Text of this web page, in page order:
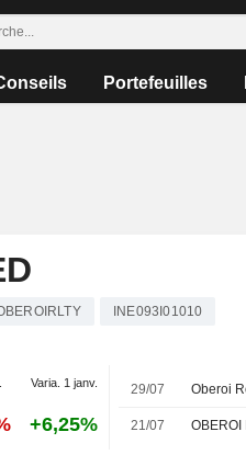
Portefeuilles
INE093I01010
Varia. 1 janv.
+6,25%
29/07
21/07